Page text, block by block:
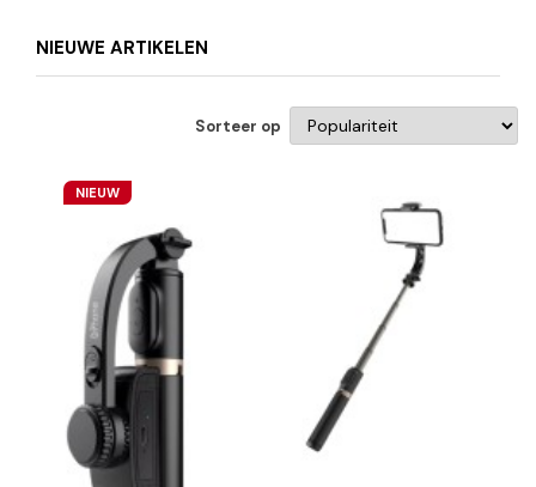
NIEUWE ARTIKELEN
Sorteer op
NIEUW